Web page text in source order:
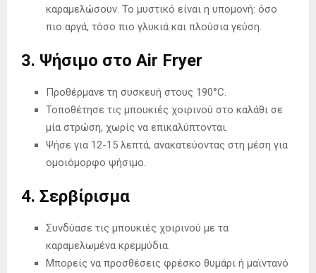
καραμελώσουν. Το μυστικό είναι η υπομονή: όσο
πιο αργά, τόσο πιο γλυκιά και πλούσια γεύση.
3. Ψήσιμο στο Air Fryer
Προθέρμανε τη συσκευή στους 190°C.
Τοποθέτησε τις μπουκιές χοιρινού στο καλάθι σε
μία στρώση, χωρίς να επικαλύπτονται.
Ψήσε για 12-15 λεπτά, ανακατεύοντας στη μέση για
ομοιόμορφο ψήσιμο.
4. Σερβίρισμα
Συνδύασε τις μπουκιές χοιρινού με τα
καραμελωμένα κρεμμύδια.
Μπορείς να προσθέσεις φρέσκο θυμάρι ή μαϊντανό